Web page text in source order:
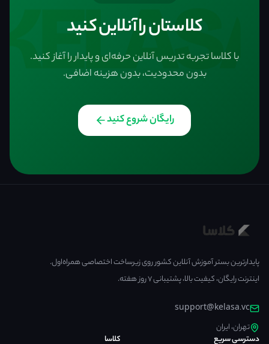
کلاستان را آنلاین کنید
با کلاسا تجربه تدریس آنلاین حرفه‌ای و پایدار را آغاز کنید.
بدون محدودیت، بدون هزینه اضافی.
رایگان شروع کنید
پایدارترین بستر آموزش آنلاین کشور روی زیرساخت اختصاصی همراه‌اول.
اینترنت رایگان، کیفیت بالا، پشتیبانی ۷ روز هفته.
support@kelasa.vc
تهران، ایران
دسترسی سریع
کلاسا